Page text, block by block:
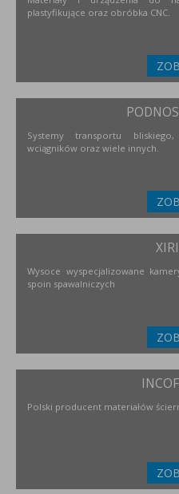
plastyfikujące oraz obróbka CNC.
Systemy transportu
wciągników oraz wiele innych.
Wysoce wyspecjalizowane
spoin spawalniczych
Polski producent materiałów